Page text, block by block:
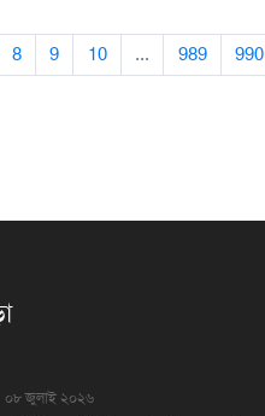
8 9 10 ... 989 990
০৮ জুলাই ২০২৬